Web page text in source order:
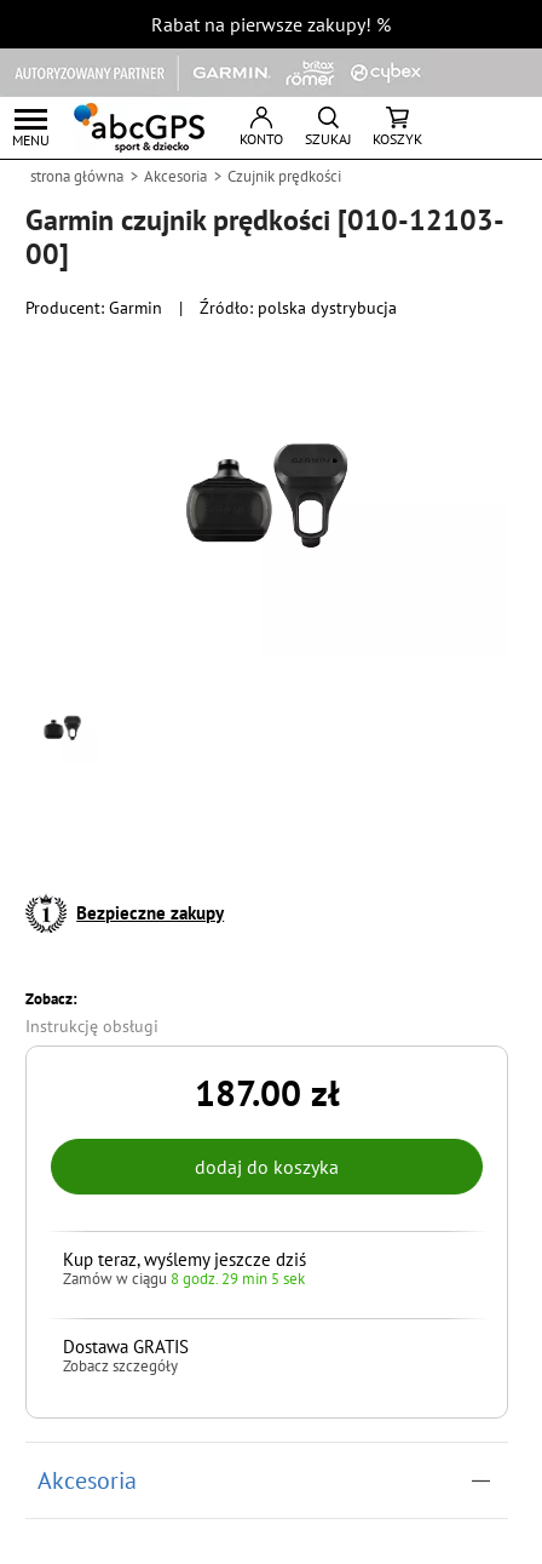
Rabat na pierwsze zakupy! %
MENU KONTO SZUKAJ KOSZYK
strona główna Akcesoria Czujnik prędkości
Garmin czujnik prędkości [010-12103-
00]
Producent:Garmin | Źródło: polska dystrybucja
Bezpieczne zakupy
Zobacz:
Instrukcję obsługi
187.00 zł
Kup teraz, wyślemy jeszcze dziś
Zamów w ciągu 8 godz. 29 min 4 sek
Dostawa GRATIS
Zobacz szczegóły
Akcesoria